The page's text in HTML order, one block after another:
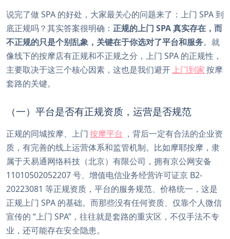
说完了做 SPA 的好处，大家最关心的问题来了：上门 SPA 到
底正规吗？其实答案很明确： 正规的上门 SPA 真实存在，而
不正规的只是个别乱象，关键在于你选对了平台和服务。就
像线下的按摩店有正规和不正规之分，上门 SPA 的正规性，
主要取决于这三个核心因素，这也是我们避开上门到家按摩
套路的关键。
（一）平台是否有正规资质，运营是否规范
正规的同城按摩、上门 按摩平台 ，背后一定有合法的企业资
质，有完善的线上运营体系和监管机制。比如摩耶按摩，隶
属于天易通网络科技（北京）有限公司，拥有京公网安备
11010502052207 号、增值电信业务经营许可证京 B2-
20223081 等正规资质，平台的服务规范、价格统一，这是
正规上门 SPA 的基础。而那些没有任何资质、仅靠个人微信
宣传的 “上门 SPA”，往往就是套路的重灾区，不仅手法不专
业，还可能存在安全隐患。